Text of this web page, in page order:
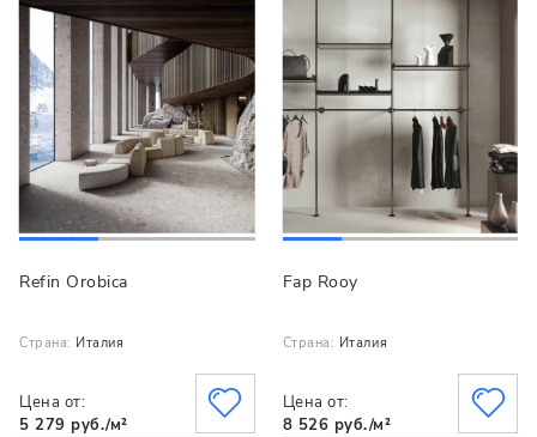
Refin Orobica
Страна: Италия
Цена от:
5 279 руб./м²
Fap Rooy
Страна: Италия
Цена от:
8 526 руб./м²